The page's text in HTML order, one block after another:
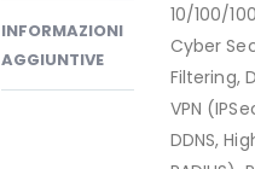
INFORMAZIONI
AGGIUNTIVE
10/100/
Cyber
Filtering,
VPN
DDNS,